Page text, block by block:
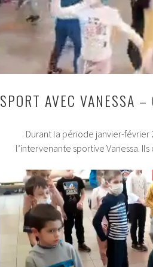
SPORT AVEC VANESSA –
Durant la période janvier-février
l’intervenante sportive Vanessa.